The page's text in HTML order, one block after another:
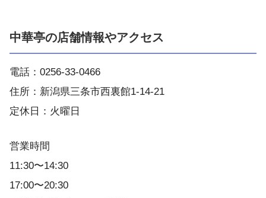
中華亭の店舗情報やアクセス
電話：0256-33-0466
住所：新潟県三条市西裏館1-14-21
定休日：火曜日
営業時間
11:30〜14:30
17:00〜20:30